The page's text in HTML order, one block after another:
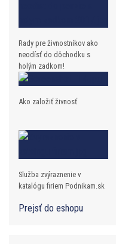
Rady pre živnostníkov ako
neodísť do dôchodku s
holým zadkom!
Ako založiť živnosť
Služba zvýraznenie v
katalógu firiem Podnikam.sk
Prejsť do eshopu